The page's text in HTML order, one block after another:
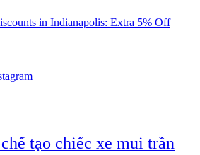
in Indianapolis: Extra 5% Off
tạo chiếc xe mui trần